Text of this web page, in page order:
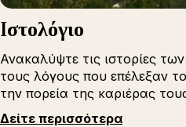
Iστολόγιο
Ανακαλύψτε τις ιστορίες
τους λόγους που επέλεξαν
την πορεία της καριέρας
Δείτε περισσότερα